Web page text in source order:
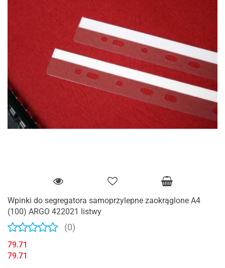
Wpinki do segregatora samoprzylepne zaokrąglone A4
(100) ARGO 422021 listwy
(0)
79.71
79.71